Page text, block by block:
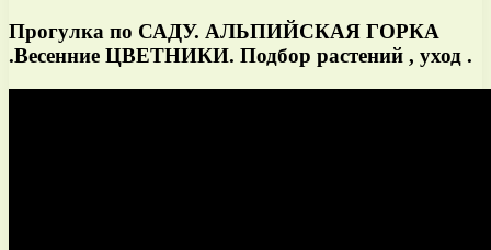
Прогулка по САДУ. АЛЬПИЙСКАЯ ГОРКА
.Весенние ЦВЕТНИКИ. Подбор растений , уход .